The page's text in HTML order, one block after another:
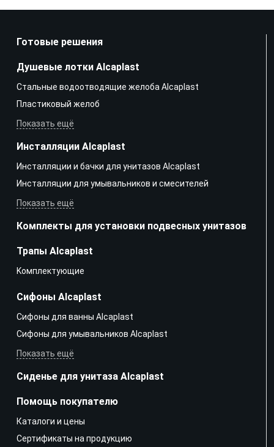
Готовые решения
Душевые лотки Alcaplast
Стальные водоотводящие желоба Alcaplast
Пластиковый желоб
Показать ещё
Инсталляции Alcaplast
Инсталляции и бачки для унитазов Alcaplast
Инсталляции для умывальников и смесителей
Показать ещё
Комплекты для установки подвесных унитазов
Трапы Alcaplast
Kомплектующие
Сифоны Alcaplast
Сифоны для ванны Alcaplast
Сифоны для умывальников Alcaplast
Показать ещё
Сиденье для унитаза Alcaplast
Помощь покупателю
Каталоги и цены
Сертификаты на продукцию